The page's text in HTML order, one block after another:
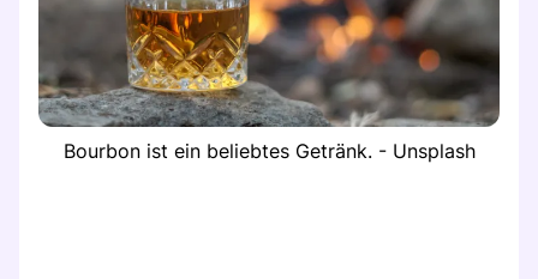
Bourbon ist ein beliebtes Getränk. - Unsplash